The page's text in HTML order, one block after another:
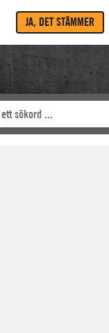
JA, DET STÄMMER